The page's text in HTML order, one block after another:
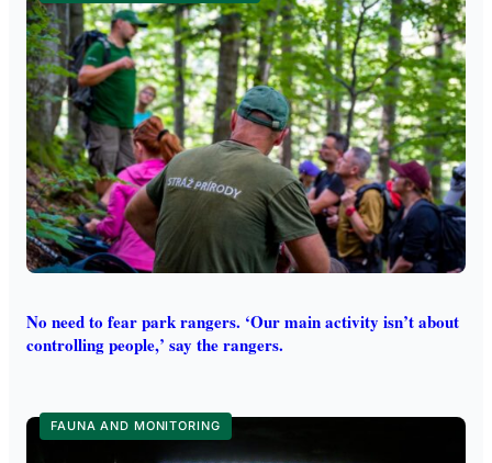
No need to fear park rangers. ‘Our main activity isn’t about
controlling people,’ say the rangers.
FAUNA AND MONITORING